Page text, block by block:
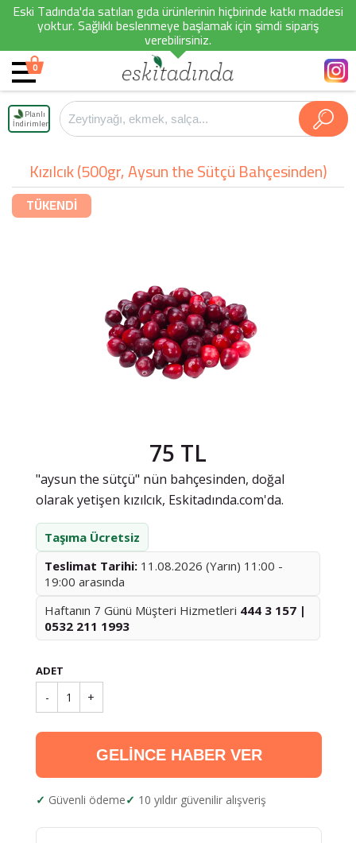
Eski Tadında'da satılan gıda ürünlerinin hiçbirinde katkı maddesi
yoktur. Sağlıklı beslenmeye başlamak için şimdi sipariş
verebilirsiniz.
0
Planlı
İndirimler
Kızılcık (500gr, Aysun the Sütçü Bahçesinden)
TÜKENDİ
75 TL
"aysun the sütçü" nün bahçesinden, doğal
olarak yetişen kızılcık, Eskitadında.com'da.
Taşıma Ücretsiz
Teslimat Tarihi: 11.08.2026 (Yarın) 11:00 -
19:00 arasında
Haftanın 7 Günü Müşteri Hizmetleri 444 3 157 |
0532 211 1993
ADET
- 1 +
GELİNCE HABER VER
Güvenli ödeme 10 yıldır güvenilir alışveriş